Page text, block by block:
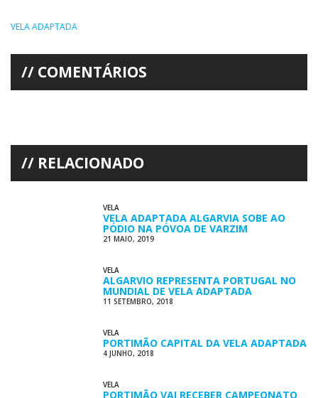
VELA ADAPTADA
COMENTÁRIOS
RELACIONADO
VELA
VELA ADAPTADA ALGARVIA SOBE AO
PÓDIO NA PÓVOA DE VARZIM
21 MAIO, 2019
VELA
ALGARVIO REPRESENTA PORTUGAL NO
MUNDIAL DE VELA ADAPTADA
11 SETEMBRO, 2018
VELA
PORTIMÃO CAPITAL DA VELA ADAPTADA
4 JUNHO, 2018
VELA
PORTIMÃO VAI RECEBER CAMPEONATO